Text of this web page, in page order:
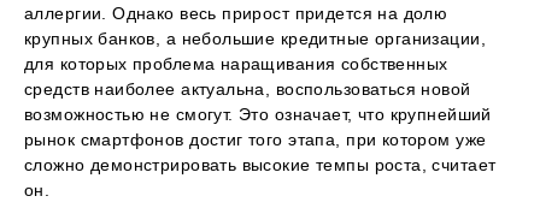
аллергии. Однако весь прирост придется на долю
крупных банков, а небольшие кредитные организации,
для которых проблема наращивания собственных
средств наиболее актуальна, воспользоваться новой
возможностью не смогут. Это означает, что крупнейший
рынок смартфонов достиг того этапа, при котором уже
сложно демонстрировать высокие темпы роста, считает
он.